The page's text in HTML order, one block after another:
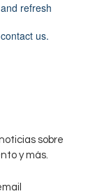
refresh
us.
sobre
y más.